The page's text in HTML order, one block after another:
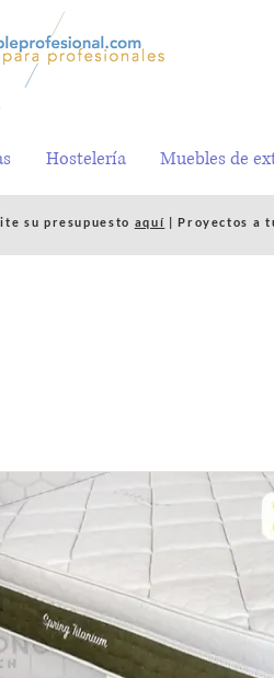
Hostelería Muebles de
su presupuesto aquí | Proyectos a